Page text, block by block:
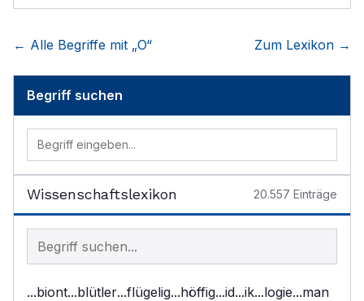
← Alle Begriffe mit „O“ Zum Lexikon →
Begriff suchen
Wissenschaftslexikon 20.557 Einträge
Begriff im Lexikon suchen
...biont...blütler...flügelig...höffig...id...ik...logie...man